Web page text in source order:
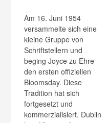
Am 16. Juni 1954
versammelte sich eine
kleine Gruppe von
Schriftstellern und
beging Joyce zu Ehre
den ersten offiziellen
Bloomsday. Diese
Tradition hat sich
fortgesetzt und
kommerzialisiert. Dublin